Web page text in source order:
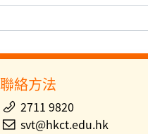
聯絡方法
2711 9820
svt@hkct.edu.hk